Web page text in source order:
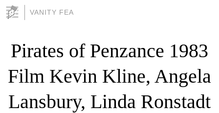
VANITY FEA
Pirates of Penzance 1983
Film Kevin Kline, Angela
Lansbury, Linda Ronstadt